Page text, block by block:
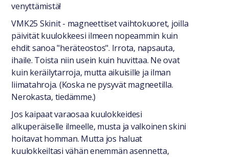
venyttämistä!
VMK25 Skinit - magneettiset vaihtokuoret, joilla
päivität kuulokkeesi ilmeen nopeammin kuin
ehdit sanoa "heräteostos". Irrota, napsauta,
ihaile. Toista niin usein kuin huvittaa. Ne ovat
kuin keräilytarroja, mutta aikuisille ja ilman
liimatahroja. (Koska ne pysyvät magneetilla.
Nerokasta, tiedämme.)
Jos kaipaat varaosaa kuulokkeidesi
alkuperäiselle ilmeelle, musta ja valkoinen skini
hoitavat homman. Mutta jos haluat
kuulokkeiltasi vähän enemmän asennetta,